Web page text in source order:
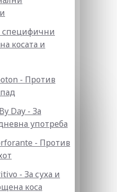
специфични
косата и
- Против
Day - За
употреба
- Против
- За суха и
коса